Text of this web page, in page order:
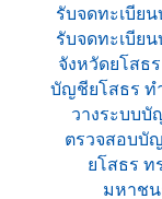
รับจดทะเบีย
รับจดทะเบีย
จังหวัดยโสธ
บัญชียโสธร ท
วางระบบ
ตรวจสอบบั
ยโสธร ท
มหาชน